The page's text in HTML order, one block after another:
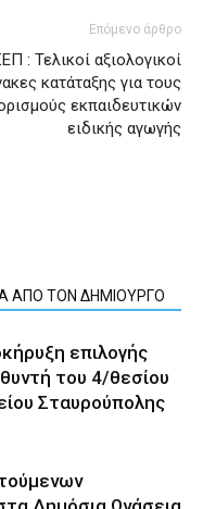
Επόμενο άρθρο
: Τελικοί αξιολογικοί
κατάταξης για τους
εκπαιδευτικών
ειδικής αγωγής
ΑΠΟ ΤΟΝ ΔΗΜΙΟΥΡΓΟ
επιλογής
του 4/θεσίου
Σταυρούπολης